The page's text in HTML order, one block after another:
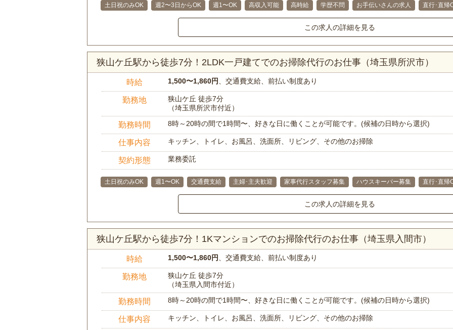
土日祝のみOK 週2〜3日からOK 週1〜OK 高収入可能 高時給 学歴不問 お手伝いさんの求人 直行･直帰
この求人の詳細を見る
狭山ケ丘駅から徒歩7分！2LDK一戸建てでのお掃除代行のお仕事（埼玉県所沢市）
時給 1,500〜1,860円 、交通費支給、前払い制度あり
勤務地
狭山ケ丘 徒歩7分
（埼玉県所沢市付近）
勤務時間 8時～20時の間で1時間〜、好きな日に働くことが可能です。(候補の日時から選択)
仕事内容 キッチン、トイレ、お風呂、洗面所、リビング、その他のお掃除
契約形態 業務委託
土日祝のみOK 週1〜OK 交通費支給 主婦･主夫歓迎 家事代行スタッフ募集 ハウスキーパー募集 直行･直帰
この求人の詳細を見る
狭山ケ丘駅から徒歩7分！1Kマンションでのお掃除代行のお仕事（埼玉県入間市）
時給 1,500〜1,860円 、交通費支給、前払い制度あり
勤務地
狭山ケ丘 徒歩7分
（埼玉県入間市付近）
勤務時間 8時～20時の間で1時間〜、好きな日に働くことが可能です。(候補の日時から選択)
仕事内容 キッチン、トイレ、お風呂、洗面所、リビング、その他のお掃除